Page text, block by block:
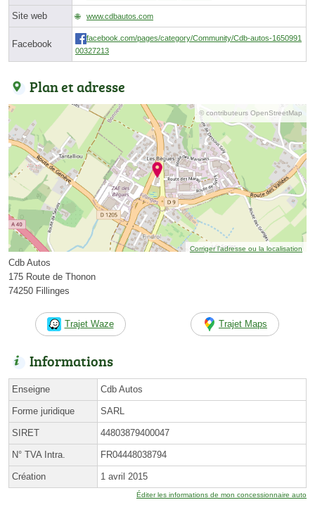
Site web www.cdbautos.com
Facebook
facebook.com/pages/category/Community/Cdb-autos-1650991
00327213
Plan et adresse
© contributeurs OpenStreetMap
Corriger l’adresse ou la localisation
Cdb Autos
175 Route de Thonon
74250 Fillinges
Trajet Waze Trajet Maps
Informations
Enseigne Cdb Autos
Forme juridique SARL
SIRET 44803879400047
N° TVA Intra. FR04448038794
Création 1 avril 2015
Éditer les informations de mon concessionnaire auto